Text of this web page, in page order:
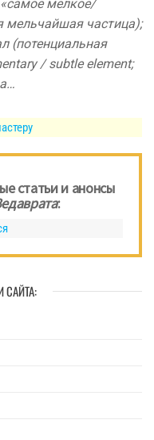
мелкое/
мельчайшая частица);
(потенциальная
/ subtle element;
статьи и анонсы
:
САЙТА: